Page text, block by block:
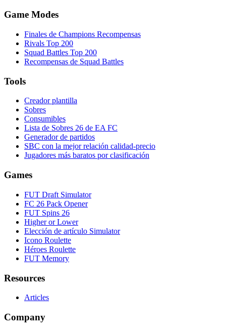
Game Modes
Finales de Champions Recompensas
Rivals Top 200
Squad Battles Top 200
Recompensas de Squad Battles
Tools
Creador plantilla
Sobres
Consumibles
Lista de Sobres 26 de EA FC
Generador de partidos
SBC con la mejor relación calidad-precio
Jugadores más baratos por clasificación
Games
FUT Draft Simulator
FC 26 Pack Opener
FUT Spins 26
Higher or Lower
Elección de artículo Simulator
Icono Roulette
Héroes Roulette
FUT Memory
Resources
Articles
Company